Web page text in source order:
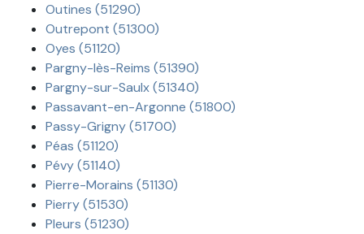
Outines (51290)
Outrepont (51300)
Oyes (51120)
Pargny-lès-Reims (51390)
Pargny-sur-Saulx (51340)
Passavant-en-Argonne (51800)
Passy-Grigny (51700)
Péas (51120)
Pévy (51140)
Pierre-Morains (51130)
Pierry (51530)
Pleurs (51230)